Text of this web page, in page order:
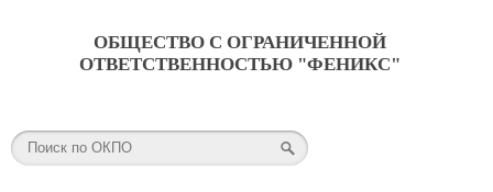
ОБЩЕСТВО С ОГРАНИЧЕННОЙ
ОТВЕТСТВЕННОСТЬЮ "ФЕНИКС"